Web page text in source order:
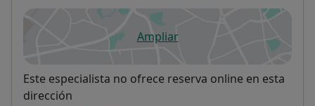
Ampliarse abre en una nueva
Disponibilidad
Este especialista no ofrece reserva online en esta
dirección